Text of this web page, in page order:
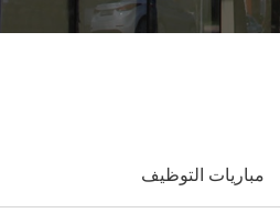
مباريات التوظيف